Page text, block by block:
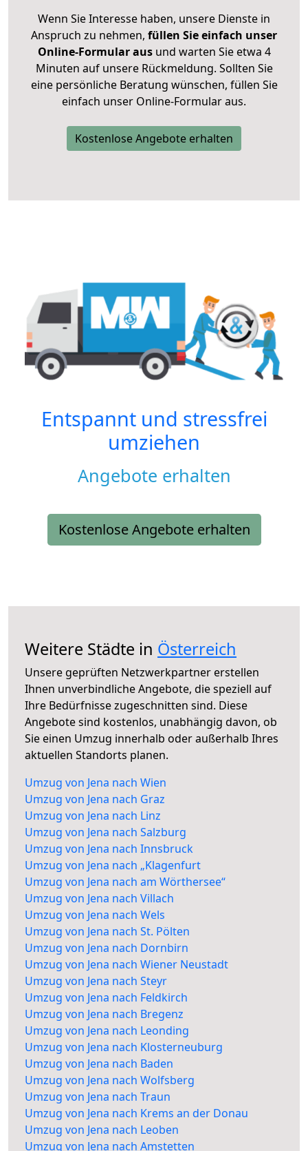
Wenn Sie Interesse haben, unsere Dienste in
Anspruch zu nehmen, füllen Sie einfach unser
Online-Formular ausund warten Sie etwa 4
Minuten auf unsere Rückmeldung. Sollten Sie
eine persönliche Beratung wünschen, füllen Sie
einfach unser Online-Formular aus.
Kostenlose Angebote erhalten
Entspannt und stressfrei
umziehen
Angebote erhalten
Kostenlose Angebote erhalten
Weitere Städte in Österreich
Unsere geprüften Netzwerkpartner erstellen
Ihnen unverbindliche Angebote, die speziell auf
Ihre Bedürfnisse zugeschnitten sind. Diese
Angebote sind kostenlos, unabhängig davon, ob
Sie einen Umzug innerhalb oder außerhalb Ihres
aktuellen Standorts planen.
Umzug von Jena nach Wien
Umzug von Jena nach Graz
Umzug von Jena nach Linz
Umzug von Jena nach Salzburg
Umzug von Jena nach Innsbruck
Umzug von Jena nach „Klagenfurt
Umzug von Jena nach am Wörthersee“
Umzug von Jena nach Villach
Umzug von Jena nach Wels
Umzug von Jena nach St. Pölten
Umzug von Jena nach Dornbirn
Umzug von Jena nach Wiener Neustadt
Umzug von Jena nach Steyr
Umzug von Jena nach Feldkirch
Umzug von Jena nach Bregenz
Umzug von Jena nach Leonding
Umzug von Jena nach Klosterneuburg
Umzug von Jena nach Baden
Umzug von Jena nach Wolfsberg
Umzug von Jena nach Traun
Umzug von Jena nach Krems an der Donau
Umzug von Jena nach Leoben
Umzug von Jena nach Amstetten